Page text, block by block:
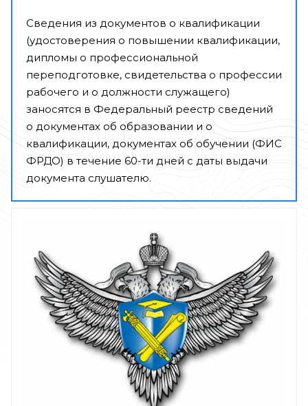
Сведения из документов о квалификации
(удостоверения о повышении квалификации,
дипломы о профессиональной
переподготовке, свидетельства о профессии
рабочего и о должности служащего)
заносятся в Федеральный реестр сведений
о документах об образовании и о
квалификации, документах об обучении (ФИС
ФРДО) в течение 60-ти дней с даты выдачи
документа слушателю.